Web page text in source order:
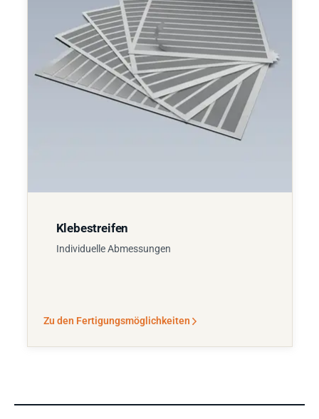
Klebestreifen
Individuelle Abmessungen
Zu den Fertigungsmöglichkeiten